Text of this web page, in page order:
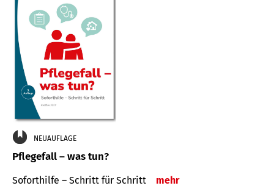
NEUAUFLAGE
Pflegefall – was tun?
Soforthilfe – Schritt für Schritt mehr